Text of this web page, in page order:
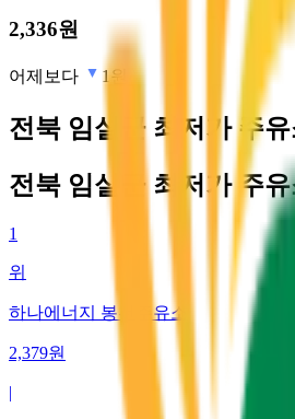
2,336원
어제보다 1원
전북 임실군 최저가 주
전북 임실군 최저가 주
1
위
하나에너지 봉천주유소
2,379원
|